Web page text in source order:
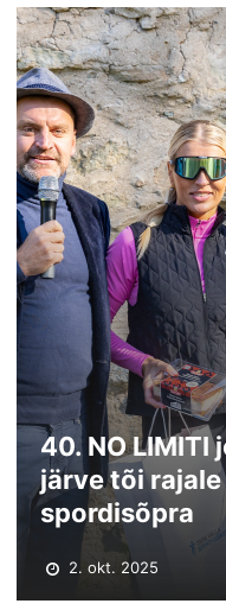
40. NO
järve tõi
spordisõpra
2. okt. 2025